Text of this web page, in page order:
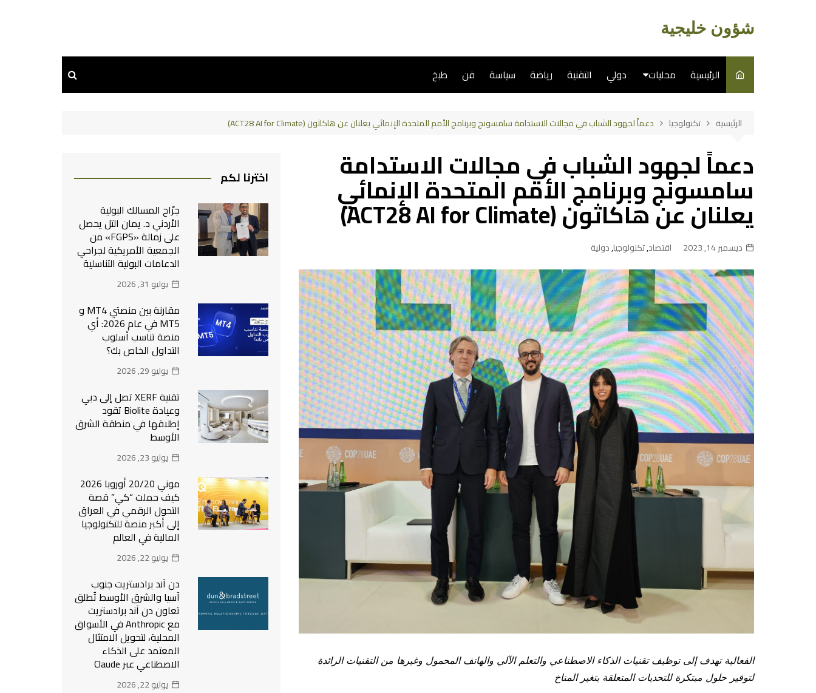
شؤون خليجية
الرئيسية محليات
طبخ
دولي التقنية رياضة سياسة فن طبخ
الرئيسية تكنولوجيا دعماً لجهود الشباب في مجالات الاستدامة سامسونج وبرنامج الأمم المتحدة الإنمائي يعلنان عن هاكاثون (ACT28 AI for Climate)
دعماً لجهود الشباب في مجالات الاستدامة
سامسونج وبرنامج الأمم المتحدة الإنمائي
يعلنان عن هاكاثون (ACT28 AI for Climate)
ديسمبر 14, 2023 اقتصاد,تكنولوجيا,دولية
الفعالية تهدف إلى توظيف تقنيات الذكاء الاصطناعي والتعلم الآلي والهاتف المحمول وغيرها من التقنيات الرائدة
لتوفير حلول مبتكرة للتحديات المتعلقة بتغير المناخ
اخترنا لكم
جرّاح المسالك البولية
الأردني د. يمان التل يحصل
على زمالة «FGPS» من
الجمعية الأمريكية لجراحي
الدعامات البولية التناسلية
يوليو 31, 2026
مقارنة بين منصتي MT4 و
MT5 في عام 2026: أي
منصة تناسب أسلوب
التداول الخاص بك؟
يوليو 29, 2026
تقنية XERF تصل إلى دبي
وعيادة Biolite تقود
إطلاقها في منطقة الشرق
الأوسط
يوليو 23, 2026
موني 20/20 أوروبا 2026
كيف حملت “كي” قصة
التحول الرقمي في العراق
إلى أكبر منصة للتكنولوجيا
المالية في العالم
يوليو 22, 2026
دن آند برادستريت جنوب
آسيا والشرق الأوسط تُطلق
تعاون دن آند برادستريت
مع Anthropic في الأسواق
المحلية، لتحويل الامتثال
المعتمد على الذكاء
الاصطناعي عبر Claude
يوليو 22, 2026